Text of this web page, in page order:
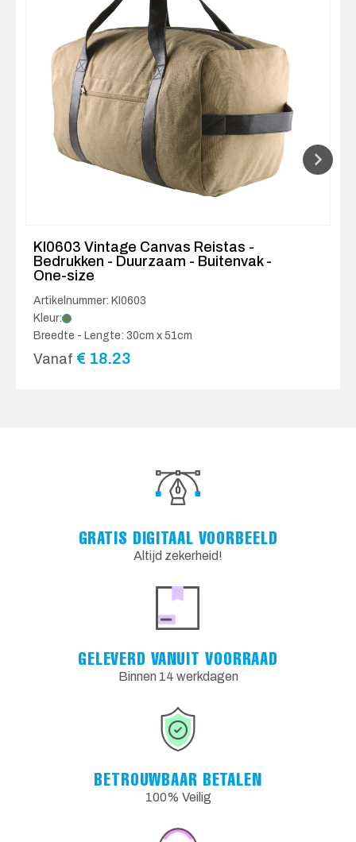
KI0603 Vintage Canvas Reistas -
Bedrukken - Duurzaam - Buitenvak -
One-size
Artikelnummer: KI0603
Kleur:
Breedte - Lengte: 30cm x 51cm
Vanaf € 18.23
GRATIS DIGITAAL VOORBEELD
Altijd zekerheid!
GELEVERD VANUIT VOORRAAD
Binnen 14 werkdagen
BETROUWBAAR BETALEN
100% Veilig